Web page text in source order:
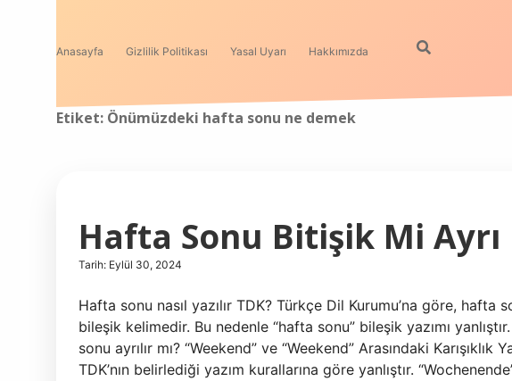
Anasayfa Gizlilik Politikası Yasal Uyarı Hakkımızda
Etiket: Önümüzdeki hafta sonu ne demek
Hafta Sonu Bitişik Mi Ayrı
Tarih: Eylül 30, 2024
Hafta sonu nasıl yazılır TDK? Türkçe Dil Kurumu’na göre, hafta
bileşik kelimedir. Bu nedenle “hafta sonu” bileşik yazımı
sonu ayrılır mı? “Weekend” ve “Weekend” Arasındaki Karışıklık
TDK’nın belirlediği yazım kurallarına göre yanlıştır.